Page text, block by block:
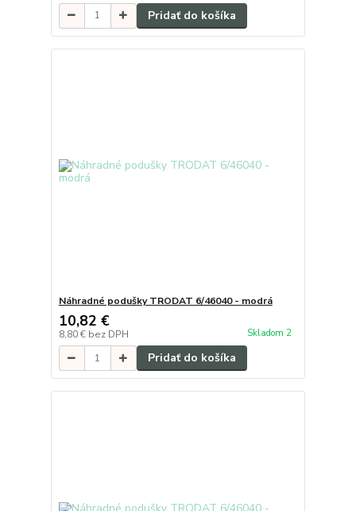
Pridať do košíka
Náhradné podušky TRODAT 6/46040 - modrá
10,82 €
8,80 € bez DPH Skladom 2
Pridať do košíka